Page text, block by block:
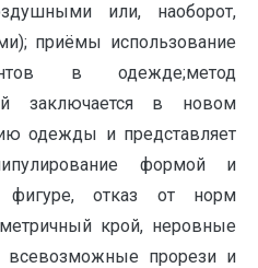
или, наоборот,
приёмы использование
в одежде;метод
заключается в новом
одежды и представляет
формой и
фигуре, отказ от норм
крой, неровные
прорези и